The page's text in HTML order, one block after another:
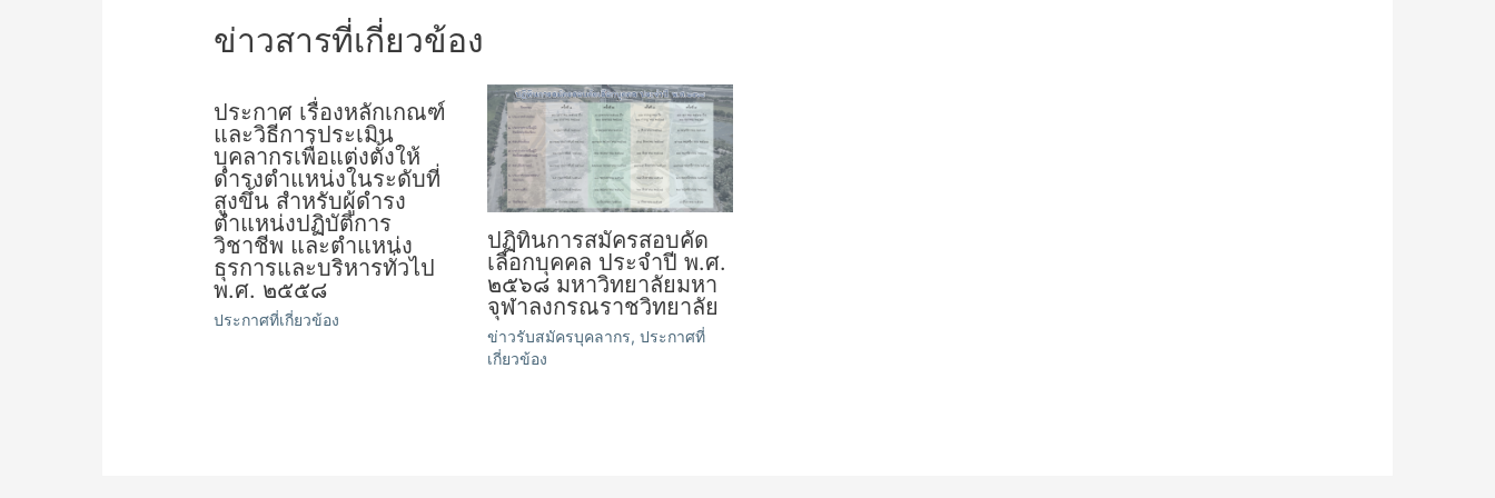
ข่าวสารที่เกี่ยวข้อง
ประกาศ เรื่องหลักเกณฑ์
และวิธีการประเมิน
บุคลากรเพื่อแต่งตั้งให้
ดำรงตำแหน่งในระดับที่
สูงขึ้น สำหรับผู้ดำรง
ตำแหน่งปฏิบัติการ
วิชาชีพ และตำแหน่ง
ธุรการและบริหารทั่วไป
พ.ศ. ๒๕๕๘
ประกาศที่เกี่ยวข้อง
ปฏิทินการสมัครสอบคัด
เลือกบุคคล ประจำปี พ.ศ.
๒๕๖๘ มหาวิทยาลัยมหา
จุฬาลงกรณราชวิทยาลัย
ข่าวรับสมัครบุคลากร,ประกาศที่
เกี่ยวข้อง